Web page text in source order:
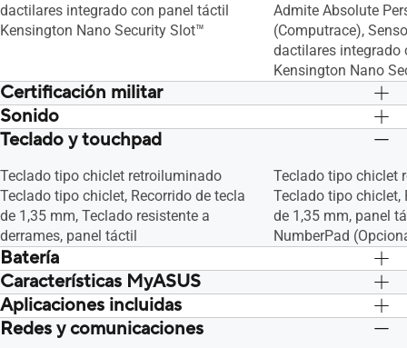
dactilares integrado con panel táctil
Kensington Nano Security Slot™
Admite Absolute
(Computrace),
dactilares integrado
Kensington Nano
Certificación militar
US MIL-STD 810H grado militar
estándar
US MIL-STD 810H
estándar
Sonido
Matriz de micrófonos incorporada
Audio by Dirac
Matriz de
Audio by Dirac
Teclado y touchpad
Teclado tipo chiclet retroiluminado
Teclado tipo chiclet, Recorrido de tecla
de 1,35 mm, Teclado resistente a
derrames, panel táctil
Teclado tipo chiclet
Teclado tipo chiclet,
de 1,35 mm, panel
NumberPad
Batería
63WHrs, 3S1P, 3-cell Li-ion
50 WHrs, 3S1P, 3 celdas de iones de litio
42WHrs, 3S1P, 3-cell Li-ion, Batería de
polímero de litio recargable de larga
63WHrs, 3S1P, 3-
50 WHrs, 3S1P, 3
42WHrs, 3S1P, 3-
Características MyASUS
Enlace a MyASUS
AppDeals
Smart WiFi
Enlace a MyASUS
AppDeals
Aplicaciones incluidas
MyASUS
Redes y comunicaciones